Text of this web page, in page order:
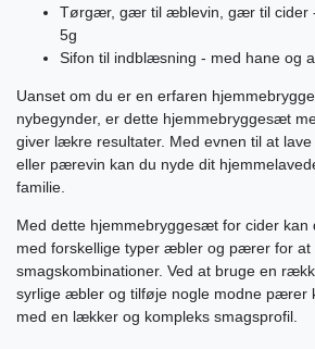
Tørgær, gær til æblevin, gær til cider
5g
Sifon til indblæsning - med hane og
Uanset om du er en erfaren
nybegynder, er dette hjemmebryggesæt
giver lækre resultater. Med evnen til at
eller pærevin kan du nyde dit
familie.
Med dette hjemmebryggesæt for cider kan
med forskellige typer æbler og pærer for at
smagskombinationer. Ved at bruge en
syrlige æbler og tilføje nogle modne pærer
med en lækker og kompleks smagsprofil.